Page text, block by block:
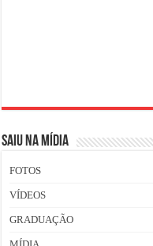
SAIU NA MÍDIA
FOTOS
VÍDEOS
GRADUAÇÃO